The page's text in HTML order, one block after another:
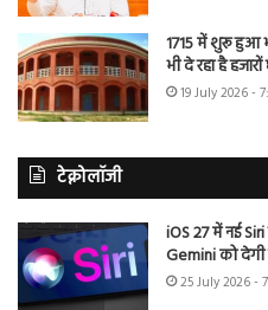
1715 में शुरू हुआ
भी दे रहा है हजारों
19 July 2026 -
टेक्नोलॉजी
iOS 27 में नई
Gemini को
25 July 2026 -